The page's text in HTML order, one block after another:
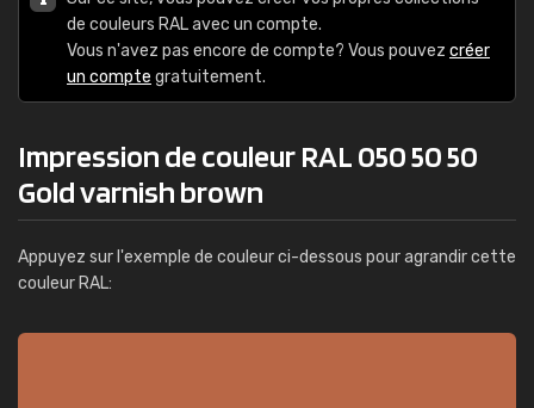
de couleurs RAL avec un compte.
Vous n'avez pas encore de compte? Vous pouvez créer
un compte gratuitement.
Impression de couleur RAL 050 50 50
Gold varnish brown
Appuyez sur l'exemple de couleur ci-dessous pour agrandir cette
couleur RAL: